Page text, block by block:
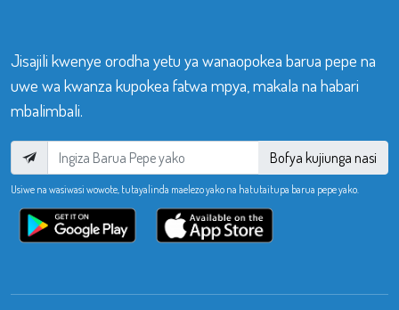
Jisajili kwenye orodha yetu ya wanaopokea barua pepe na
uwe wa kwanza kupokea fatwa mpya, makala na habari
mbalimbali.
Bofya kujiunga nasi
Usiwe na wasiwasi wowote, tutayalinda maelezo yako na hatutaitupa barua pepe yako.